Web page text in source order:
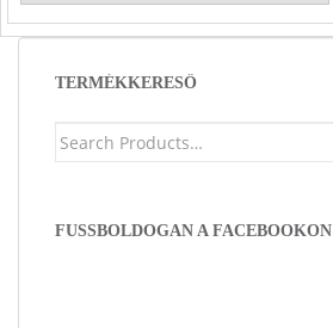
49
41
TERMÉKKERESŐ
Keresés
FUSSBOLDOGAN A FACEBOOKON